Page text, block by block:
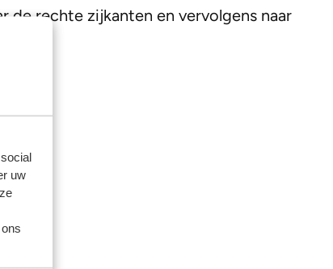
uw
de rechte zijkanten en vervolgens naar